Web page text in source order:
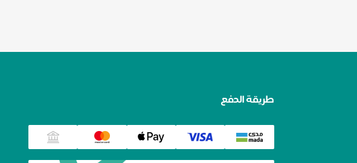
طريقة الدفع